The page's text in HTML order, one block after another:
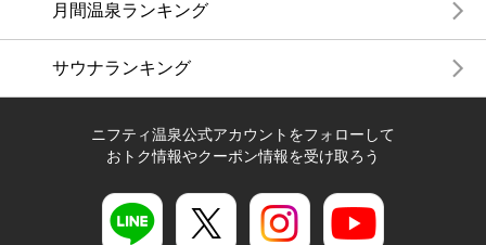
月間温泉ランキング
サウナランキング
ニフティ温泉公式アカウントをフォローして
おトク情報やクーポン情報を受け取ろう